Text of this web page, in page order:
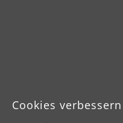
Cookies